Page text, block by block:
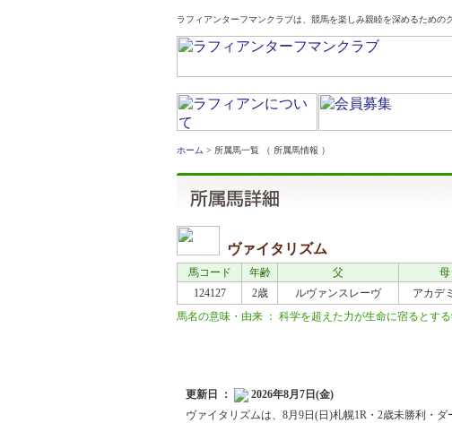
ラフィアンターフマンクラブは、競馬を楽しみ親睦を深めるための
ホーム > 所属馬一覧 （ 所属馬情報 ）
ヴァイタリズム
馬コード 年齢 父 母
124127
2歳 ルヴァンスレーヴ アカデ
馬名の意味・由来 ： 科学を超えた力が生命に宿るとす
更新日 ：
2026年8月7日(金)
ヴァイタリズムは、8月9日(日)札幌1R・2歳未勝利・